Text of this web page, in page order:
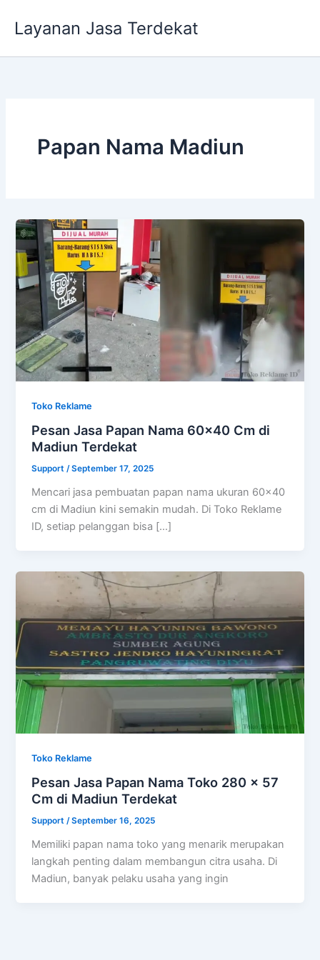
Layanan Jasa Terdekat
Papan Nama Madiun
Toko Reklame
Pesan Jasa Papan Nama 60×40 Cm di
Madiun Terdekat
Support/September 17, 2025
Mencari jasa pembuatan papan nama ukuran 60×40
cm di Madiun kini semakin mudah. Di Toko Reklame
ID, setiap pelanggan bisa […]
Toko Reklame
Pesan Jasa Papan Nama Toko 280 x 57
Cm di Madiun Terdekat
Support/September 16, 2025
Memiliki papan nama toko yang menarik merupakan
langkah penting dalam membangun citra usaha. Di
Madiun, banyak pelaku usaha yang ingin